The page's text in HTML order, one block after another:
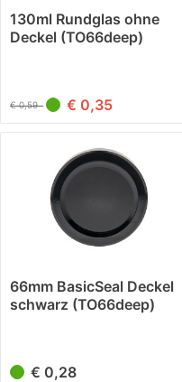
130ml Rundglas ohne
Deckel (TO66deep)
€ 0,59 € 0,35
66mm BasicSeal Deckel
schwarz (TO66deep)
€ 0,28